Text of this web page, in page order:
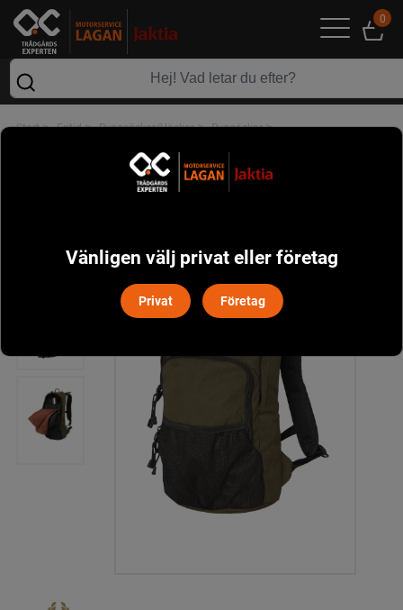
0
Start> Fritid> Ryggsäckar/Väskor> Ryggäckar>
Vänligen välj privat eller företag
Privat Företag